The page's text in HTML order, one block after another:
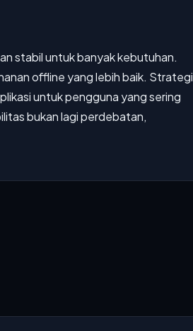
stabil untuk banyak kebutuhan.
offline yang lebih baik. Strategi
untuk pengguna yang sering
bukan lagi perdebatan,